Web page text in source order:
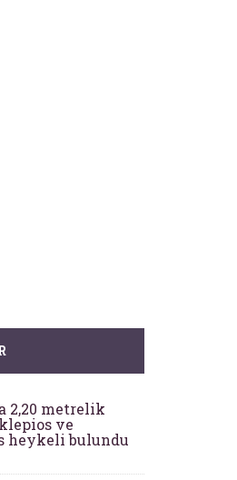
2,20 metrelik
ve
heykeli bulundu